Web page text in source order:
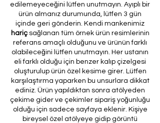
edilemeyeceğini lütfen unutmayın. Ayıplı bir
ürün almanız durumunda, lütfen 3 gün
içinde geri gönderin. Kendi mankenimiz
hariçsağlanan tüm örnek ürün resimlerinin
referans amaçlı olduğunu ve ürünün farklı
olabileceğini lütfen unutmayın. Her ustanın
eli farklı olduğu için benzer kalıp çizelgesi
oluşturulup ürün özel kesime girer. Lütfen
karşılaştırma yaparken bu unsurlara dikkat
ediniz. Ürün yapıldıktan sonra atölyeden
çekime gider ve çekimler sipariş yoğunluğu
olduğu için sadece sayfaya eklenir. Kişiye
bireysel özel atölyeye gidip görüntü